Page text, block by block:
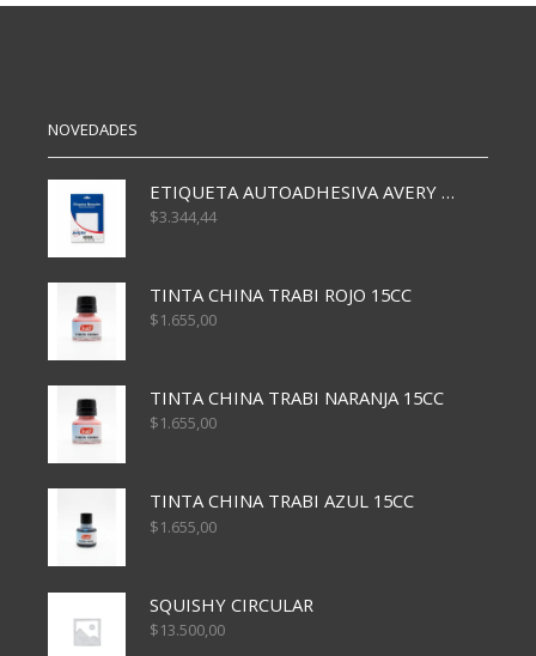
cantidad
cantidad
NOVEDADES
ETIQUETA AUTOADHESIVA AVERY 3026 30H 20 X 70
$3.344,44
TINTA CHINA TRABI ROJO 15CC
$1.655,00
TINTA CHINA TRABI NARANJA 15CC
$1.655,00
TINTA CHINA TRABI AZUL 15CC
$1.655,00
SQUISHY CIRCULAR
$13.500,00